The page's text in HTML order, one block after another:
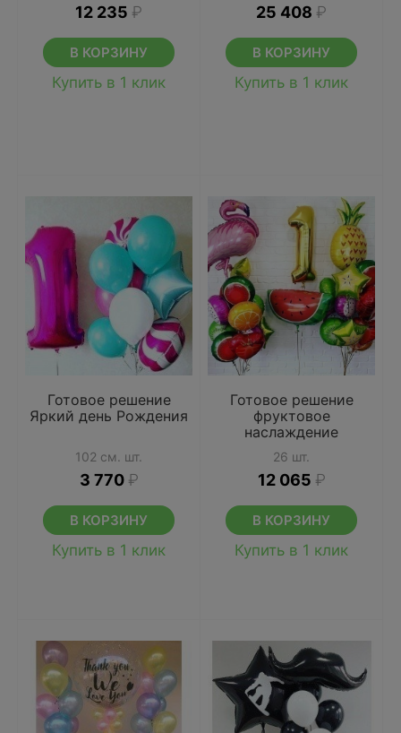
12 235 ₽
В КОРЗИНУ
Купить в 1 клик
25 408 ₽
В КОРЗИНУ
Купить в 1 клик
Готовое решение
Яркий день Рождения
102 см. шт.
3 770 ₽
В КОРЗИНУ
Купить в 1 клик
Готовое решение
фруктовое
наслаждение
26 шт.
12 065 ₽
В КОРЗИНУ
Купить в 1 клик